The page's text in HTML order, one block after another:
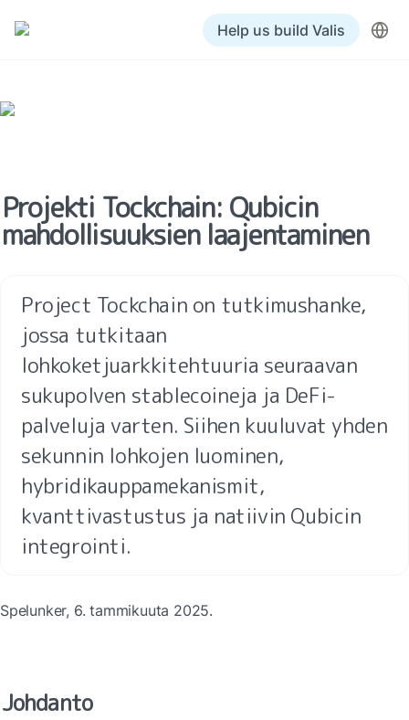
Help us build Valis
Projekti Tockchain: Qubicin
mahdollisuuksien laajentaminen
Project Tockchain on tutkimushanke,
jossa tutkitaan
lohkoketjuarkkitehtuuria seuraavan
sukupolven stablecoineja ja DeFi-
palveluja varten. Siihen kuuluvat yhden
sekunnin lohkojen luominen,
hybridikauppamekanismit,
kvanttivastustus ja natiivin Qubicin
integrointi.
Spelunker, 6. tammikuuta 2025.
Johdanto